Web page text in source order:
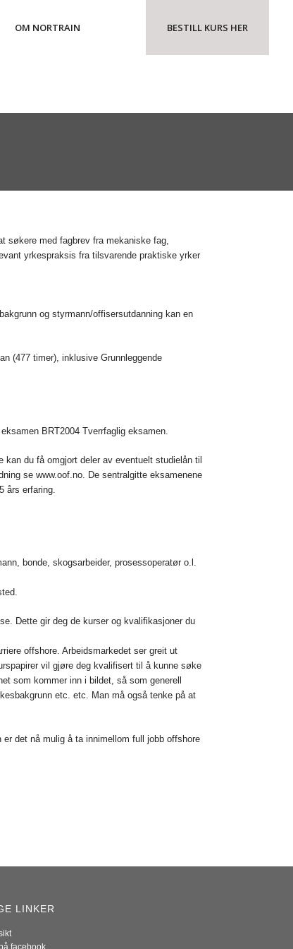
OM NORTRAIN BESTILL KURS HER
søkere med fagbrev fra mekaniske fag,
yrkespraksis fra tilsvarende praktiske yrker
og styrmann/offisersutdanning kan en
(477 timer), inklusive Grunnleggende
BRT2004 Tverrfaglig eksamen.
du få omgjort deler av eventuelt studielån til
se www.oof.no. De sentralgitte eksamenene
års erfaring.
bonde, skogsarbeider, prosessoperatør o.l.
Dette gir deg de kurser og kvalifikasjoner du
offshore. Arbeidsmarkedet ser greit ut
vil gjøre deg kvalifisert til å kunne søke
som kommer inn i bildet, så som generell
etc. etc. Man må også tenke på at
det nå mulig å ta innimellom full jobb offshore
LINKER
facebook